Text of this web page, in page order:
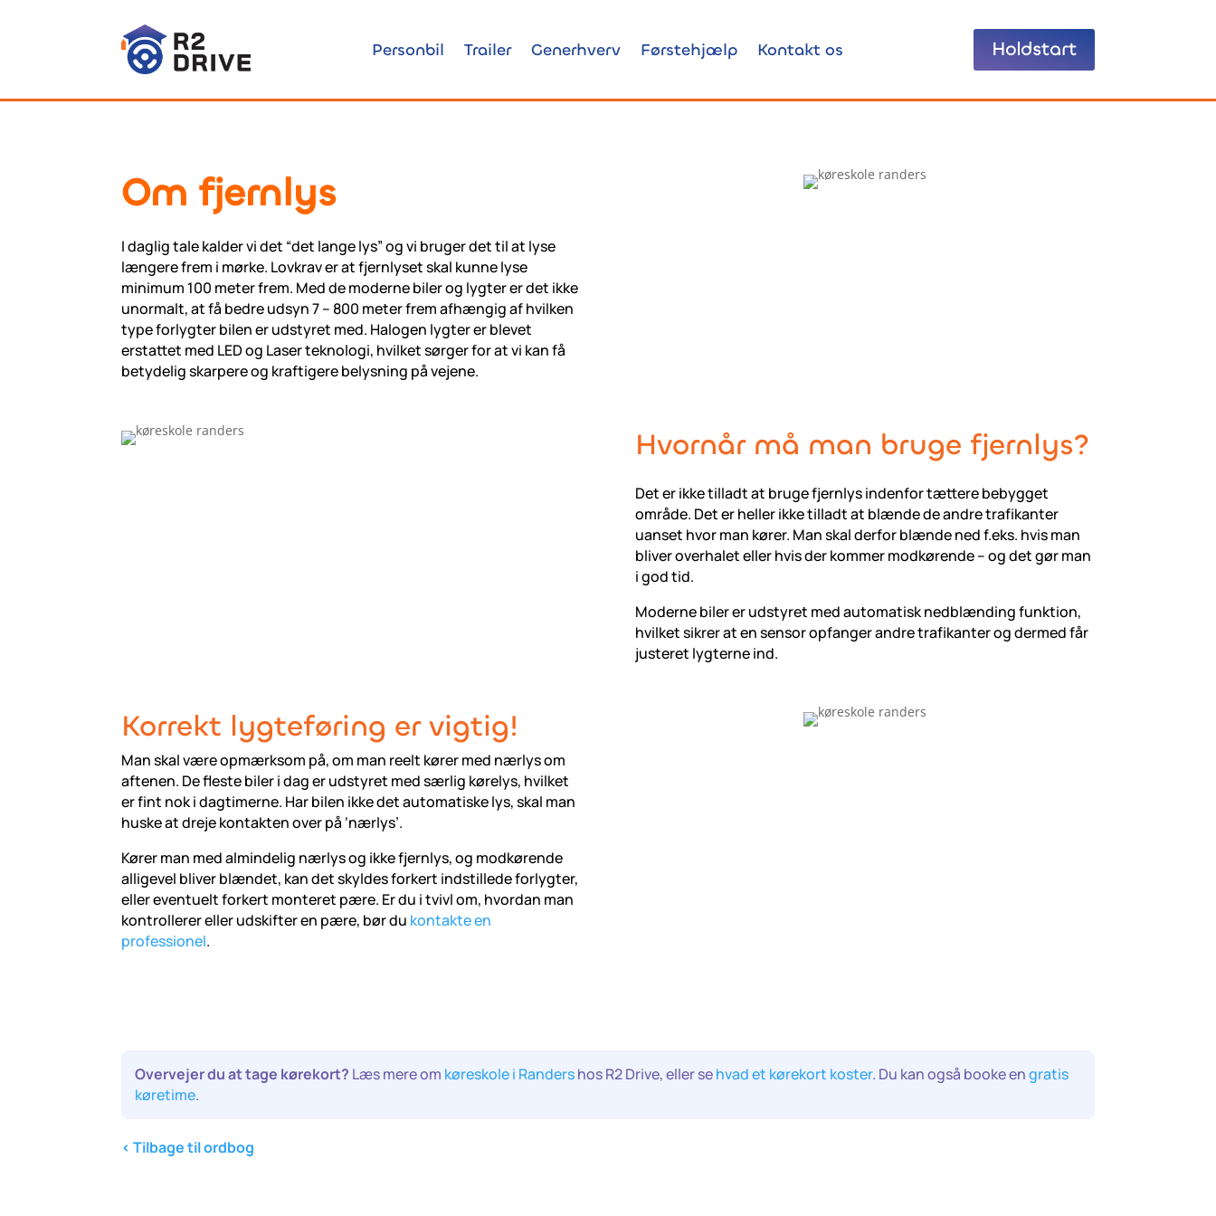
Personbil Trailer Generhverv Førstehjælp Kontakt os Holdstart
Om fjernlys
I daglig tale kalder vi det “det lange lys” og vi bruger det til at lyse
længere frem i mørke. Lovkrav er at fjernlyset skal kunne lyse
minimum 100 meter frem. Med de moderne biler og lygter er det ikke
unormalt, at få bedre udsyn 7 – 800 meter frem afhængig af hvilken
type forlygter bilen er udstyret med. Halogen lygter er blevet
erstattet med LED og Laser teknologi, hvilket sørger for at vi kan få
betydelig skarpere og kraftigere belysning på vejene.
Hvornår må man bruge fjernlys?
Det er ikke tilladt at bruge fjernlys indenfor tættere bebygget
område. Det er heller ikke tilladt at blænde de andre trafikanter
uanset hvor man kører. Man skal derfor blænde ned f.eks. hvis man
bliver overhalet eller hvis der kommer modkørende – og det gør man
i god tid.
Moderne biler er udstyret med automatisk nedblænding funktion,
hvilket sikrer at en sensor opfanger andre trafikanter og dermed får
justeret lygterne ind.
Korrekt lygteføring er vigtig!
Man skal være opmærksom på, om man reelt kører med nærlys om
aftenen. De fleste biler i dag er udstyret med særlig kørelys, hvilket
er fint nok i dagtimerne. Har bilen ikke det automatiske lys, skal man
huske at dreje kontakten over på ‘nærlys’.
Kører man med almindelig nærlys og ikke fjernlys, og modkørende
alligevel bliver blændet, kan det skyldes forkert indstillede forlygter,
eller eventuelt forkert monteret pære. Er du i tvivl om, hvordan man
kontrollerer eller udskifter en pære, bør du kontakte en
professionel.
Overvejer du at tage kørekort? Læs mere om køreskole i Randershos R2 Drive, eller sehvad et kørekort koster. Du kan også booke engratis
køretime.
< Tilbage til ordbog